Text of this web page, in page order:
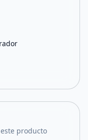
producto